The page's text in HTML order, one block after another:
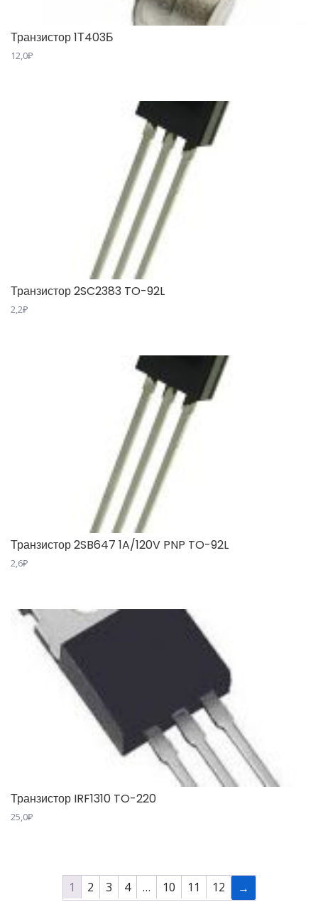
Транзистор 1Т403Б
12,0₽
Транзистор 2SC2383 TO-92L
2,2₽
Транзистор 2SB647 1A/120V PNP TO-92L
2,6₽
Транзистор IRF1310 TO-220
25,0₽
1 2 3 4 … 10 11 12 →